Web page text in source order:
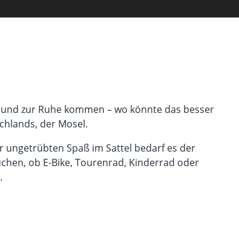
zur Ruhe kommen – wo könnte das besser
der Mosel.
ungetrübten Spaß im Sattel bedarf es der
ob E-Bike, Tourenrad, Kinderrad oder